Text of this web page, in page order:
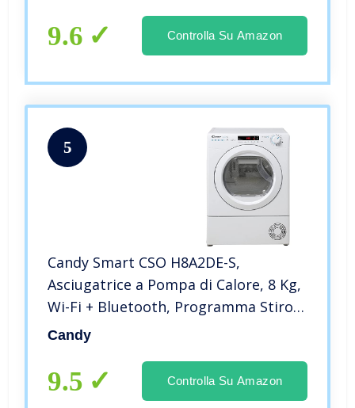
9.6 Controlla Su Amazon
5
Candy Smart CSO H8A2DE-S,
Asciugatrice a Pompa di Calore, 8 Kg,
Wi-Fi + Bluetooth, Programma Stiro
Facile, Libera Installazione, 60x60x85
Candy
9.5 Controlla Su Amazon